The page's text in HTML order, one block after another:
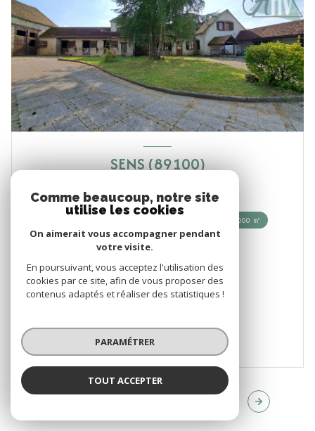
SENS (89100)
Ferme
12000 ㎡
299 000 €
VOIR LE BIEN
Comme beaucoup, notre site
utilise les cookies
On aimerait vous accompagner pendant
votre visite.
En poursuivant, vous acceptez l'utilisation des
cookies par ce site, afin de vous proposer des
contenus adaptés et réaliser des statistiques !
PARAMÉTRER
TOUT ACCEPTER